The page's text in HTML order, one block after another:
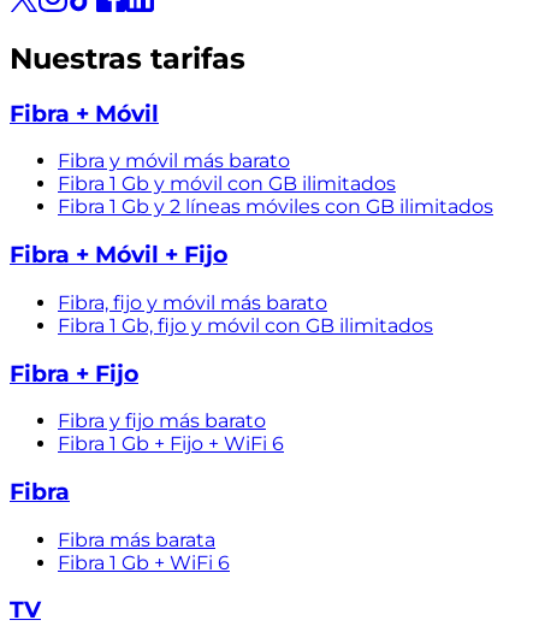
Nuestras tarifas
Fibra + Móvil
Fibra y móvil más barato
Fibra 1 Gb y móvil con GB ilimitados
Fibra 1 Gb y 2 líneas móviles con GB ilimitados
Fibra + Móvil + Fijo
Fibra, fijo y móvil más barato
Fibra 1 Gb, fijo y móvil con GB ilimitados
Fibra + Fijo
Fibra y fijo más barato
Fibra 1 Gb + Fijo + WiFi 6
Fibra
Fibra más barata
Fibra 1 Gb + WiFi 6
TV